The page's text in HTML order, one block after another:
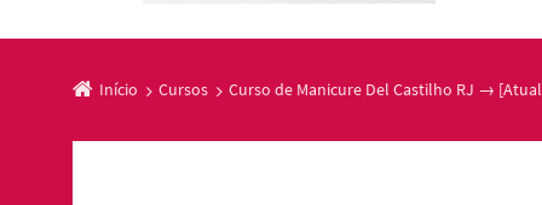
Início Cursos Curso de Manicure Del Castilho RJ →